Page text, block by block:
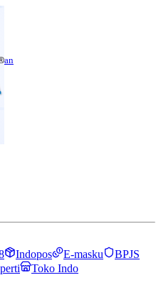
Indopos E-masku
BPJS
Toko Indo